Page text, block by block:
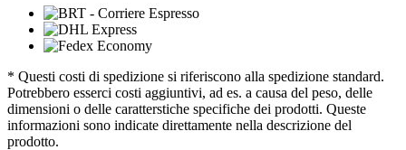
* Questi costi di spedizione si riferiscono alla spedizione standard.
Potrebbero esserci costi aggiuntivi, ad es. a causa del peso, delle
dimensioni o delle caratterstiche specifiche dei prodotti. Queste
informazioni sono indicate direttamente nella descrizione del
prodotto.